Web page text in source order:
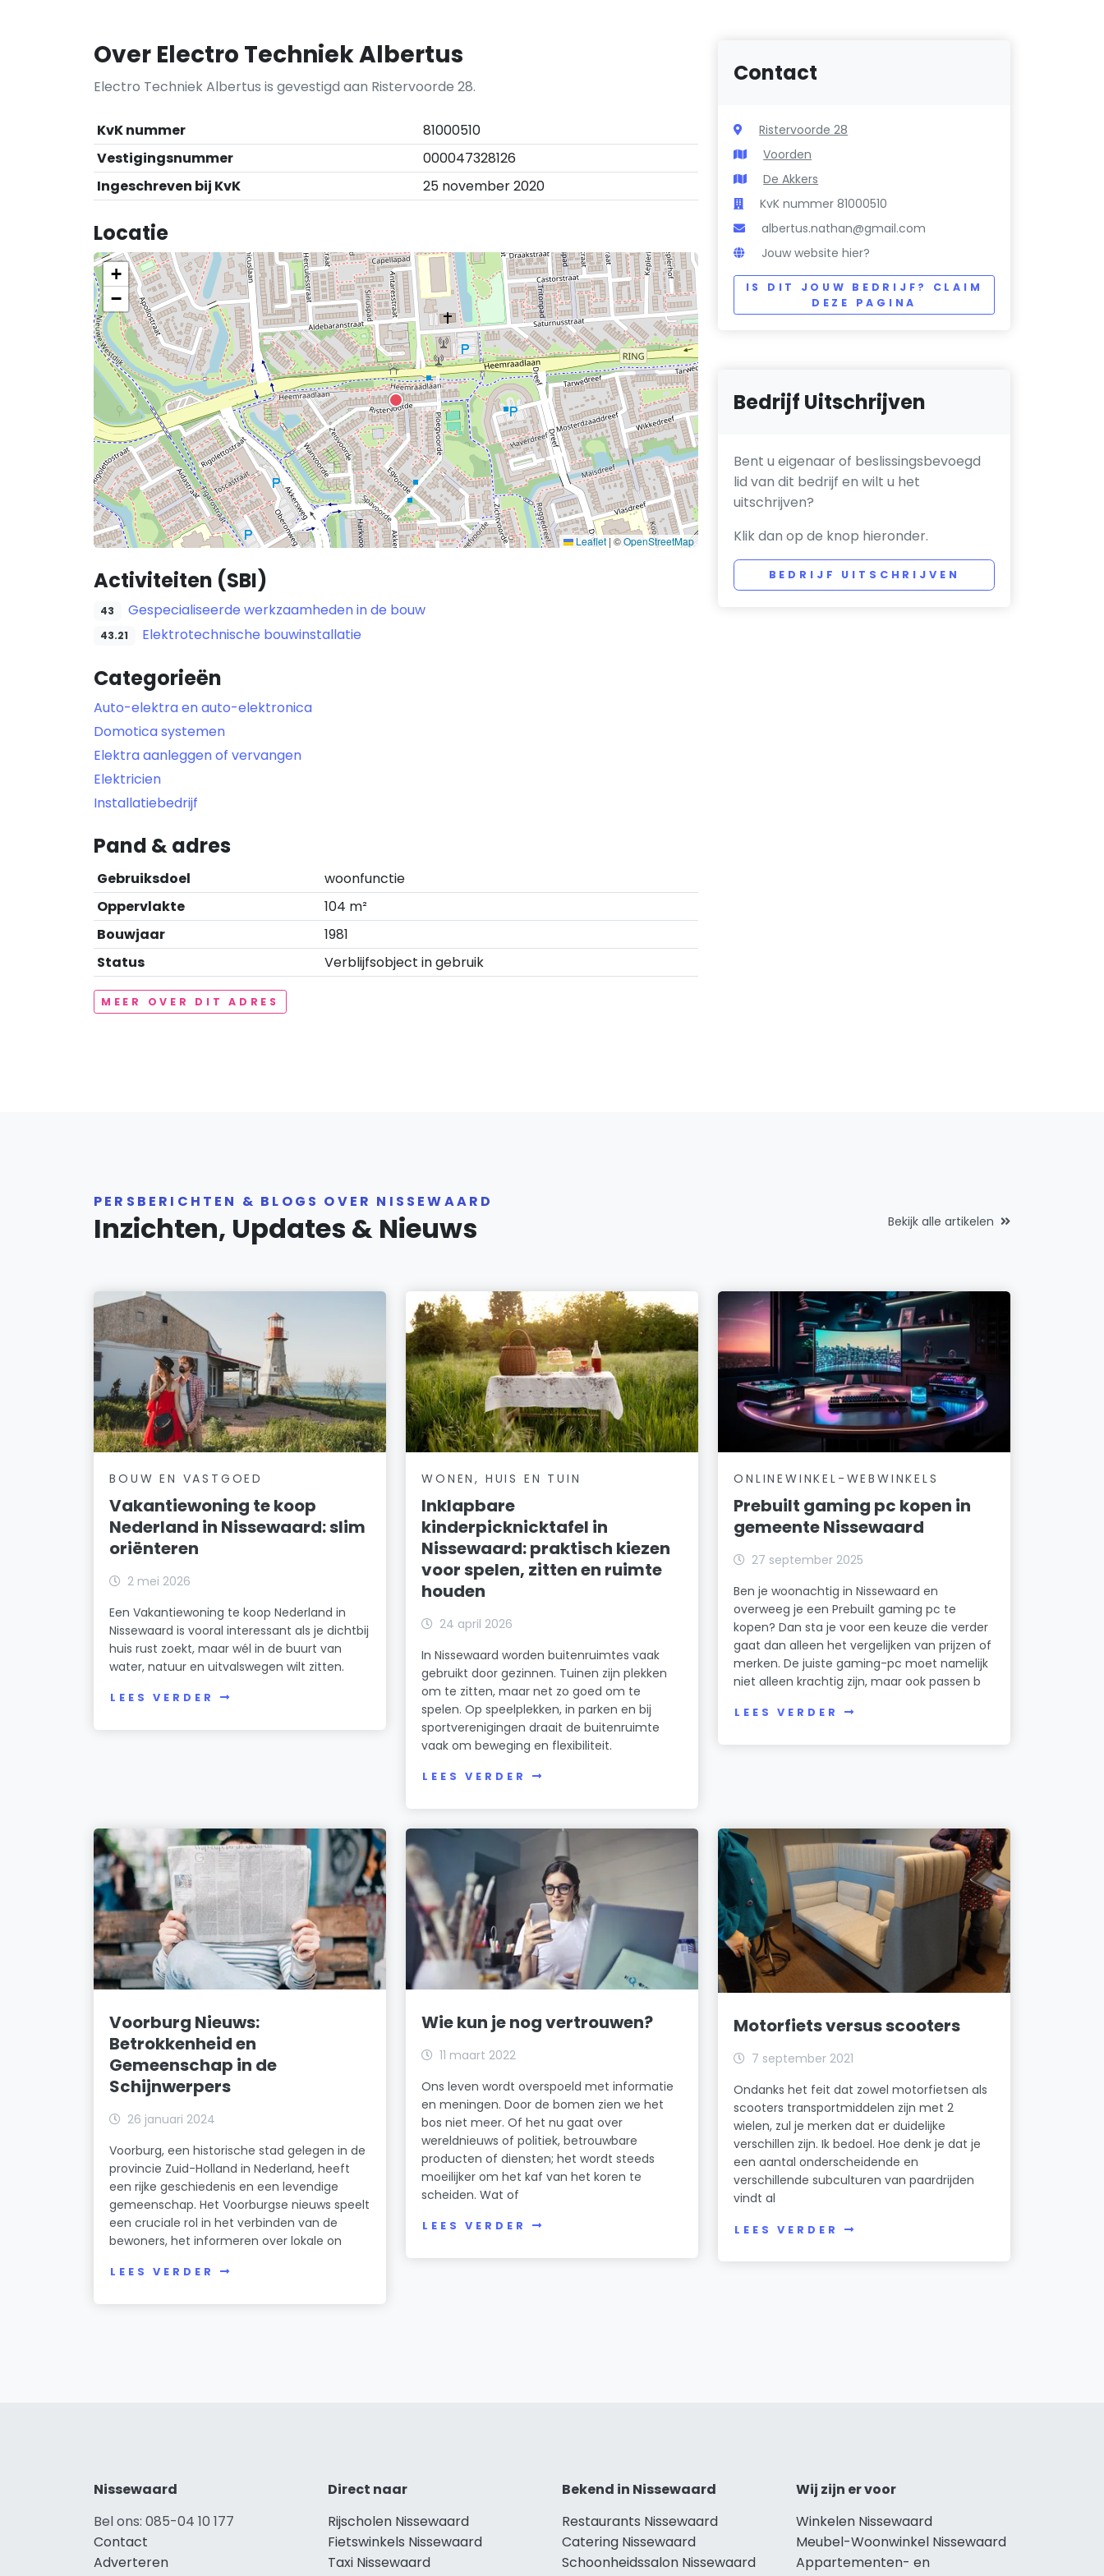
Over Electro Techniek Albertus
Electro Techniek Albertus is gevestigd aan Ristervoorde 28.
KvK nummer
81000510
Vestigingsnummer
000047328126
Ingeschreven bij KvK
25 november 2020
Locatie
+
−
Leaflet | ©OpenStreetMap
Activiteiten (SBI)
43 Gespecialiseerde werkzaamheden in de bouw
43.21 Elektrotechnische bouwinstallatie
Categorieën
Auto-elektra en auto-elektronica
Domotica systemen
Elektra aanleggen of vervangen
Elektricien
Installatiebedrijf
Pand & adres
Gebruiksdoel
woonfunctie
Oppervlakte
104 m²
Bouwjaar
1981
Status
Verblijfsobject in gebruik
MEER OVER DIT ADRES
Contact
Ristervoorde 28
Voorden
De Akkers
KvK nummer 81000510
albertus.nathan@gmail.com
Jouw website hier?
IS DIT JOUW BEDRIJF? CLAIM
DEZE PAGINA
Bedrijf Uitschrijven
Bent u eigenaar of beslissingsbevoegd
lid van dit bedrijf en wilt u het
uitschrijven?
Klik dan op de knop hieronder.
BEDRIJF UITSCHRIJVEN
PERSBERICHTEN & BLOGS OVER NISSEWAARD
Inzichten, Updates & Nieuws Bekijk alle artikelen
BOUW EN VASTGOED
Vakantiewoning te koop
Nederland in Nissewaard: slim
oriënteren
2 mei 2026
Een Vakantiewoning te koop Nederland in
Nissewaard is vooral interessant als je dichtbij
huis rust zoekt, maar wél in de buurt van
water, natuur en uitvalswegen wilt zitten.
LEES VERDER
WONEN, HUIS EN TUIN
Inklapbare
kinderpicknicktafel in
Nissewaard: praktisch kiezen
voor spelen, zitten en ruimte
houden
24 april 2026
In Nissewaard worden buitenruimtes vaak
gebruikt door gezinnen. Tuinen zijn plekken
om te zitten, maar net zo goed om te
spelen. Op speelplekken, in parken en bij
sportverenigingen draait de buitenruimte
vaak om beweging en flexibiliteit.
LEES VERDER
ONLINEWINKEL-WEBWINKELS
Prebuilt gaming pc kopen in
gemeente Nissewaard
27 september 2025
Ben je woonachtig in Nissewaard en
overweeg je een Prebuilt gaming pc te
kopen? Dan sta je voor een keuze die verder
gaat dan alleen het vergelijken van prijzen of
merken. De juiste gaming-pc moet namelijk
niet alleen krachtig zijn, maar ook passen b
LEES VERDER
Voorburg Nieuws:
Betrokkenheid en
Gemeenschap in de
Schijnwerpers
26 januari 2024
Voorburg, een historische stad gelegen in de
provincie Zuid-Holland in Nederland, heeft
een rijke geschiedenis en een levendige
gemeenschap. Het Voorburgse nieuws speelt
een cruciale rol in het verbinden van de
bewoners, het informeren over lokale on
LEES VERDER
Wie kun je nog vertrouwen?
11 maart 2022
Ons leven wordt overspoeld met informatie
en meningen. Door de bomen zien we het
bos niet meer. Of het nu gaat over
wereldnieuws of politiek, betrouwbare
producten of diensten; het wordt steeds
moeilijker om het kaf van het koren te
scheiden. Wat of
LEES VERDER
Motorfiets versus scooters
7 september 2021
Ondanks het feit dat zowel motorfietsen als
scooters transportmiddelen zijn met 2
wielen, zul je merken dat er duidelijke
verschillen zijn. Ik bedoel. Hoe denk je dat je
een aantal onderscheidende en
verschillende subculturen van paardrijden
vindt al
LEES VERDER
Nissewaard
Bel ons: 085-04 10 177
Contact
Adverteren
Direct naar
Rijscholen Nissewaard
Fietswinkels Nissewaard
Taxi Nissewaard
Bekend in Nissewaard
Restaurants Nissewaard
Catering Nissewaard
Schoonheidssalon Nissewaard
Wij zijn er voor
Winkelen Nissewaard
Meubel-Woonwinkel Nissewaard
Appartementen- en